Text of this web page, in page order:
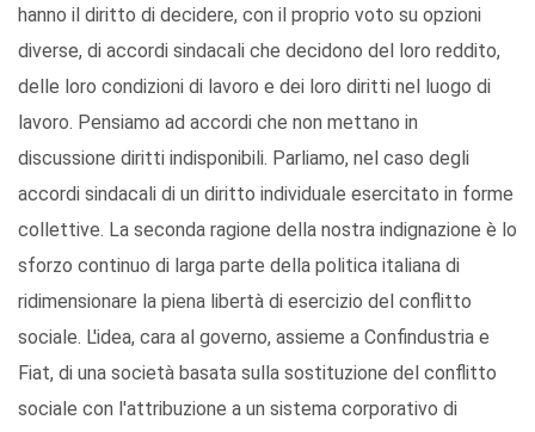
hanno il diritto di decidere, con il proprio voto su opzioni
diverse, di accordi sindacali che decidono del loro reddito,
delle loro condizioni di lavoro e dei loro diritti nel luogo di
lavoro. Pensiamo ad accordi che non mettano in
discussione diritti indisponibili. Parliamo, nel caso degli
accordi sindacali di un diritto individuale esercitato in forme
collettive. La seconda ragione della nostra indignazione è lo
sforzo continuo di larga parte della politica italiana di
ridimensionare la piena libertà di esercizio del conflitto
sociale. L'idea, cara al governo, assieme a Confindustria e
Fiat, di una società basata sulla sostituzione del conflitto
sociale con l'attribuzione a un sistema corporativo di